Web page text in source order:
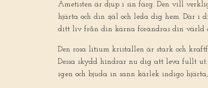
Ametisten är djup i sin färg. Den vill
hjärta och din själ och leda dig hem. Där
ditt liv från din kärna förändras din värld
Den rosa litium kristallen är stark och
Dessa skydd hindrar nu dig att leva fullt
igen och bjuda in sann kärlek indigo